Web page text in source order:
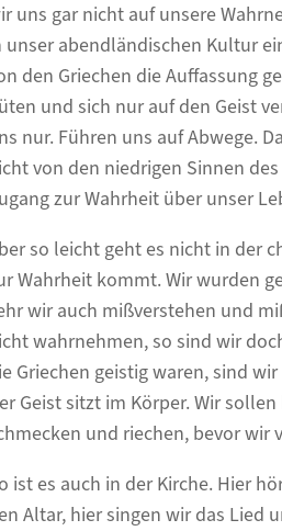
uns gar nicht auf unsere
unser abendländischen Kultur
den Griechen die Auffassung
und sich nur auf den Geist
nur. Führen uns auf Abwege.
von den niedrigen Sinnen
zur Wahrheit über unser
so leicht geht es nicht in der
Wahrheit kommt. Wir wurden
wir auch mißverstehen und
wahrnehmen, so sind wir
Griechen geistig waren, sind
Geist sitzt im Körper. Wir
und riechen, bevor wir
ist es auch in der Kirche. Hier
Altar, hier singen wir das Lied